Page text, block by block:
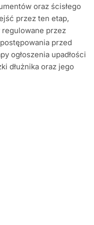
oraz ścisłego
przez ten etap,
przez
przed
ogłoszenia upadłości
dłużnika oraz jego